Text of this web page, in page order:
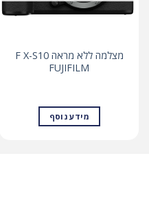
מצלמה ללא מראה F X-S10
FUJIFILM
מידע נוסף